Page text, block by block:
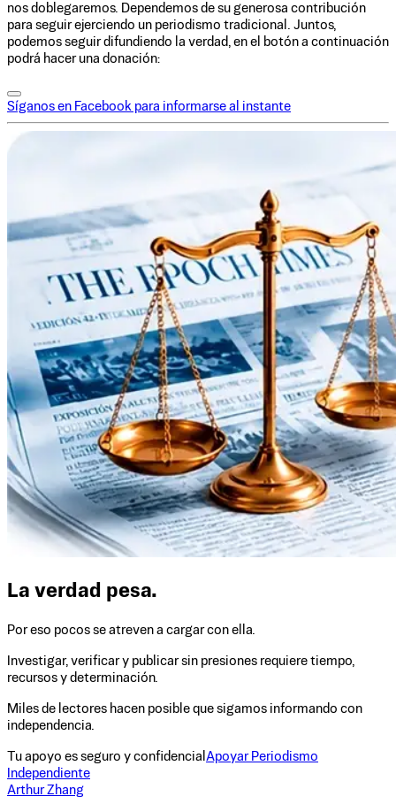
nos doblegaremos. Dependemos de su generosa contribución
para seguir ejerciendo un periodismo tradicional. Juntos,
podemos seguir difundiendo la verdad, en el botón a continuación
podrá hacer una donación:
Síganos en Facebook para informarse al instante
La verdad pesa.
Por eso pocos se atreven a cargar con ella.
Investigar, verificar y publicar sin presiones requiere tiempo,
recursos y determinación.
Miles de lectores hacen posible que sigamos informando con
independencia.
Tu apoyo es seguro y confidencial Apoyar Periodismo
Independiente
Arthur Zhang